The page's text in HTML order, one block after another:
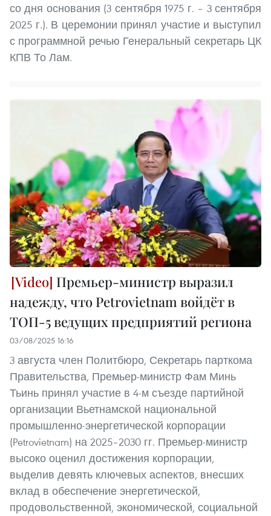
со дня основания (3 сентября 1975 г. – 3 сентября
2025 г.). В церемонии принял участие и выступил
с программной речью Генеральный секретарь ЦК
КПВ То Лам.
Премьер-министр выразил
надежду, что Petrovietnam войдёт в
ТОП-5 ведущих предприятий региона
03/08/2025 16:16
3 августа член Политбюро, Секретарь парткома
Правительства, Премьер-министр Фам Минь
Тьинь принял участие в 4-м съезде партийной
организации Вьетнамской национальной
промышленно-энергетической корпорации
(Petrovietnam) на 2025–2030 гг. Премьер-министр
высоко оценил достижения корпорации,
выделив девять ключевых аспектов, внесших
вклад в обеспечение энергетической,
продовольственной, экономической, социальной